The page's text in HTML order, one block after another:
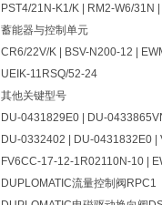
PST4/21N-K1/K | RM2-W6/31N
蓄能器与控制单元‌
CR6/22V/K | BSV-N200-12 |
UEIK-11RSQ/52-24
其他关键型号‌
DU-0431829E0 | DU-
DU-0332402 | DU-0431832E0
FV6CC-17-12-1R02110N-10 |
DUPLOMATIC流量控制阀RPC1